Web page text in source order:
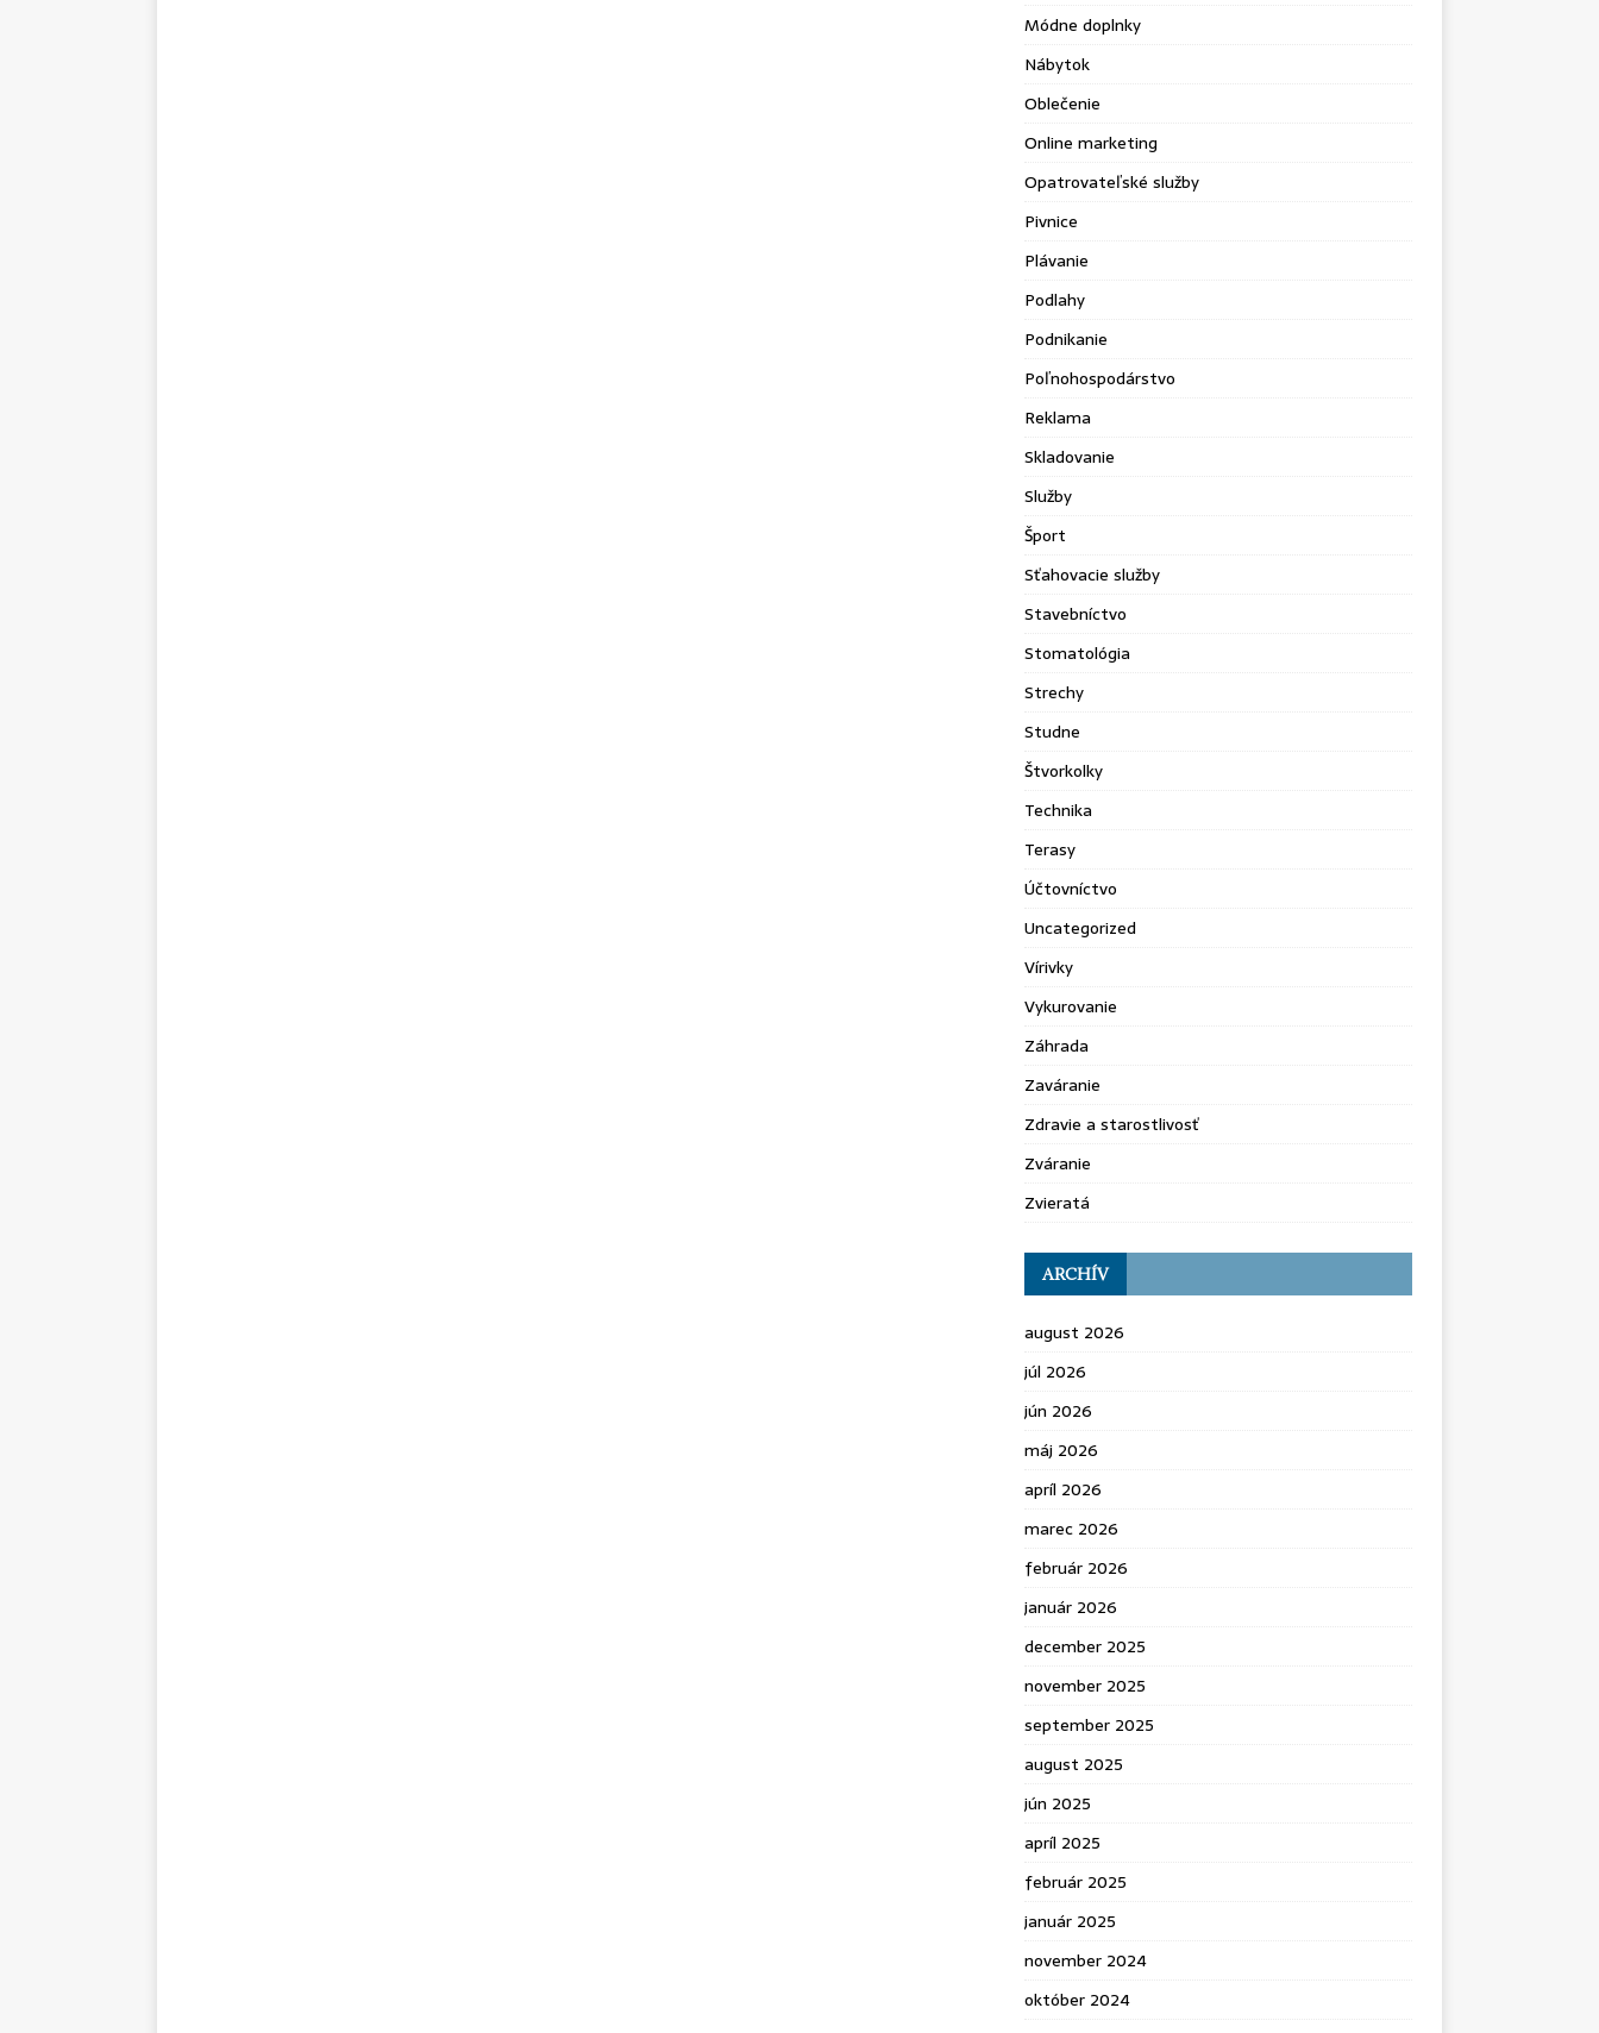
Módne doplnky
Nábytok
Oblečenie
Online marketing
Opatrovateľské služby
Pivnice
Plávanie
Podlahy
Podnikanie
Poľnohospodárstvo
Reklama
Skladovanie
Služby
Šport
Sťahovacie služby
Stavebníctvo
Stomatológia
Strechy
Studne
Štvorkolky
Technika
Terasy
Účtovníctvo
Uncategorized
Vírivky
Vykurovanie
Záhrada
Zaváranie
Zdravie a starostlivosť
Zváranie
Zvieratá
ARCHÍV
august 2026
júl 2026
jún 2026
máj 2026
apríl 2026
marec 2026
február 2026
január 2026
december 2025
november 2025
september 2025
august 2025
jún 2025
apríl 2025
február 2025
január 2025
november 2024
október 2024